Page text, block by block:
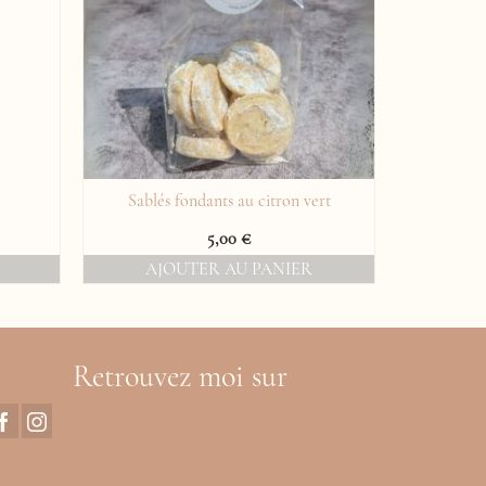
Sablés fondants au citron vert
5,00 €
AJOUTER AU PANIER
Retrouvez moi sur